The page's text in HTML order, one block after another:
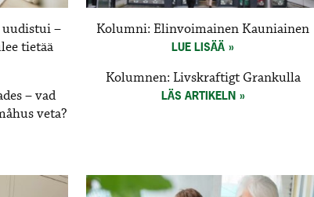
uudistui –
tietää
– vad
veta?
Kolumni: Elinvoimainen Kauniainen
LUE LISÄÄ
Kolumnen: Livskraftigt Grankulla
LÄS ARTIKELN